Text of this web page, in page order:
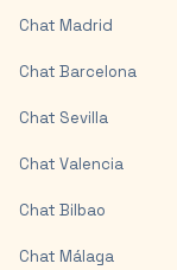
Chat Madrid
Chat Barcelona
Chat Sevilla
Chat Valencia
Chat Bilbao
Chat Málaga